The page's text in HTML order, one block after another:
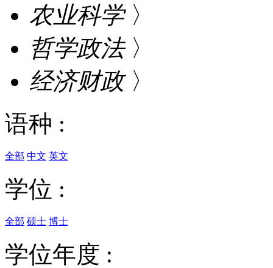
农业科学 〉
哲学政法 〉
经济财政 〉
语种 :
全部 中文 英文
学位 :
全部 硕士 博士
学位年度 :